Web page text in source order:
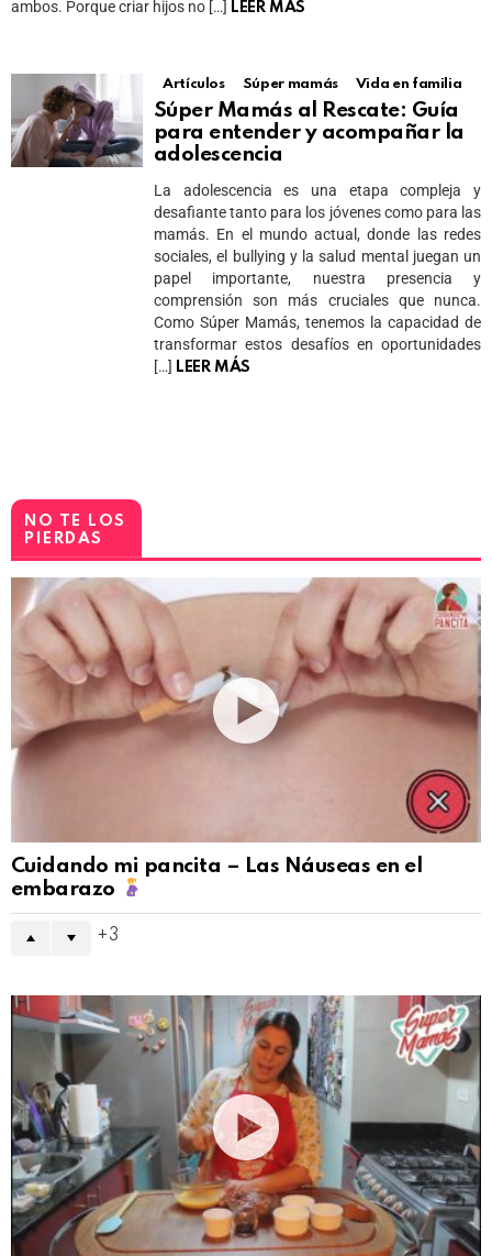
ambos. Porque criar hijos no […] LEER MÁS
Artículos Súper mamás Vida en familia
Súper Mamás al Rescate: Guía
para entender y acompañar la
adolescencia
La adolescencia es una etapa compleja y
desafiante tanto para los jóvenes como para las
mamás. En el mundo actual, donde las redes
sociales, el bullying y la salud mental juegan un
papel importante, nuestra presencia y
comprensión son más cruciales que nunca.
Como Súper Mamás, tenemos la capacidad de
transformar estos desafíos en oportunidades
[…] LEER MÁS
NO TE LOS
PIERDAS
Cuidando mi pancita – Las Náuseas en el
embarazo
3